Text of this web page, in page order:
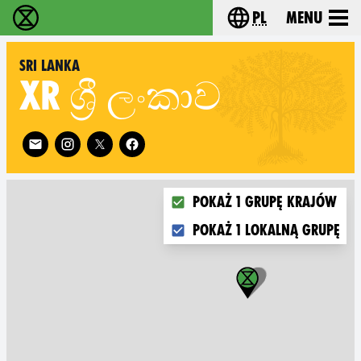
Extinction Rebellion - Home Choose your
pl Menu
Sri Lanka
XR ශ්‍රී ලංකාව
Follow XR Sri Lanka on
Choose what you want to
Pokaż 1 grupę krajów
Pokaż 1 lokalną grupę